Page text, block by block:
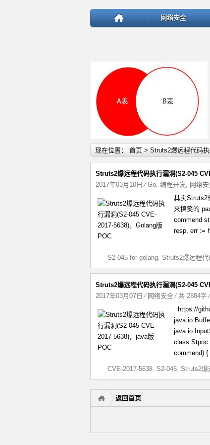
网络安全
详细内容
test
现在位置： 首页 > Struts2爆远程代码
Struts2爆远程代码执行漏洞(S2-045
2017年03月10日 ⁄Go, 编程开发, 网络
其实Struts2
来搞笑的
commend
resp, err :=
S2-045 for golang, Struts2爆远程代
Struts2爆远程代码执行漏洞(S2-045
2017年03月07日 ⁄ 网络安全⁄ 共 2884字
https://
class Stpoc
commend)
CVE-2017-5638, S2-045, Struts2爆
返回首页